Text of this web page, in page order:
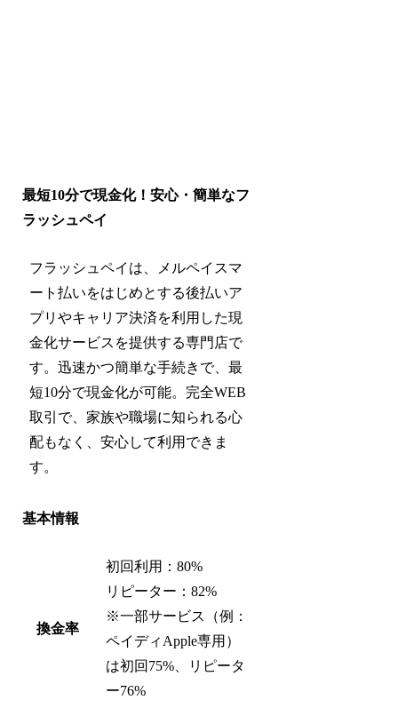
最短10分で現金化！安心・簡単なフ
ラッシュペイ
フラッシュペイは、メルペイスマ
ート払いをはじめとする後払いア
プリやキャリア決済を利用した現
金化サービスを提供する専門店で
す。迅速かつ簡単な手続きで、最
短10分で現金化が可能。完全WEB
取引で、家族や職場に知られる心
配もなく、安心して利用できま
す。
基本情報
換金率
初回利用：80%
リピーター：82%
※一部サービス（例：
ペイディApple専用）
は初回75%、リピータ
ー76%